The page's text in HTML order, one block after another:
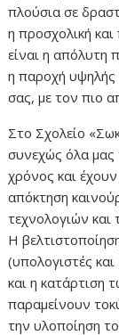
πλούσια σε
η προσχολική
είναι η απόλυτη
η παροχή υψηλής
σας, με τον πιο
Στο Σχολείο
συνεχώς όλα
χρόνος και
απόκτηση
τεχνολογιών και
Η
(υπολογιστές
και η κατάρτιση
παραμείνουν
την υλοποίηση